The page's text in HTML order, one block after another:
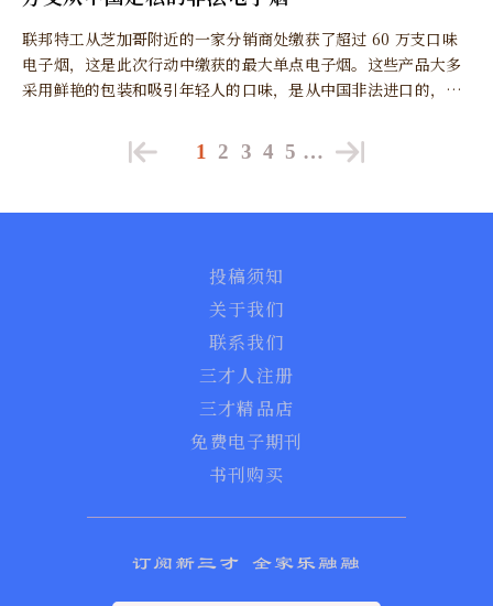
联邦特工从芝加哥附近的一家分销商处缴获了超过 60 万支口味
电子烟，这是此次行动中缴获的最大单点电子烟。这些产品大多
采用鲜艳的包装和吸引年轻人的口味，是从中国非法进口的，并
1 2 3 4 5 …
投稿须知
关于我们
联系我们
三才人注册
三才精品店
免费电子期刊
书刊购买
订阅新三才 全家乐融融